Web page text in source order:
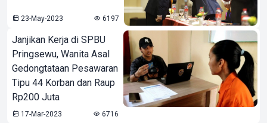
23-May-2023 6197
Janjikan Kerja di SPBU
Pringsewu, Wanita Asal
Gedongtataan Pesawaran
Tipu 44 Korban dan Raup
Rp200 Juta
17-Mar-2023 6716